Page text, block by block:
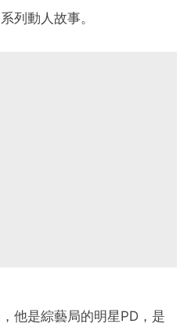
列動人故事。
他是綜藝局的明星PD，是